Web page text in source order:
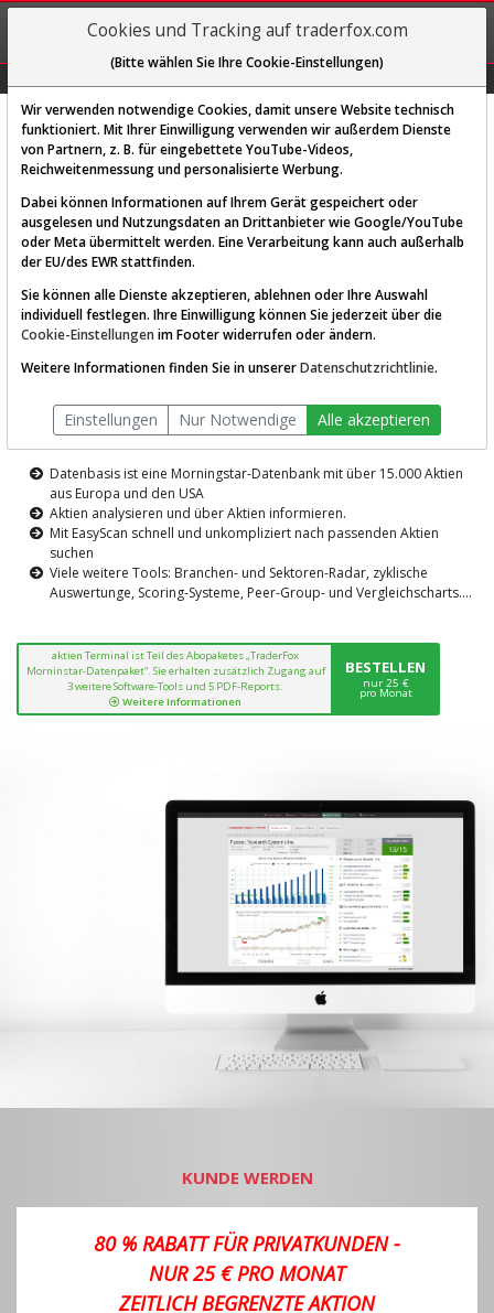
REGIS-
TRIEREN
Diese Funktion ist nur für
AKTIEN-TERMINAL
Die Aktienanalyse-Plattform von
TraderFox
Datenbasis ist eine Morningstar-Datenbank mit über 15.000 Aktien
aus Europa und den USA
Aktien analysieren und über Aktien informieren.
Mit EasyScan schnell und unkompliziert nach passenden Aktien
suchen
Viele weitere Tools: Branchen- und Sektoren-Radar, zyklische
Auswertunge, Scoring-Systeme, Peer-Group- und Vergleichscharts....
aktien Terminal ist Teil des Abopaketes „TraderFox
Morninstar-Datenpaket“. Sie erhalten zusätzlich Zugang auf
3 weitere Software-Tools und 5 PDF-Reports.
Weitere Informationen
BESTELLEN
nur 25 €
pro Monat
KUNDE WERDEN
80 % RABATT FÜR PRIVATKUNDEN -
NUR 25 € PRO MONAT
ZEITLICH BEGRENZTE AKTION
Cookies und Tracking auf traderfox.com
(Bitte wählen Sie Ihre Cookie-Einstellungen)
Wir verwenden notwendige Cookies, damit unsere Website technisch
funktioniert. Mit Ihrer Einwilligung verwenden wir außerdem Dienste
von Partnern, z. B. für eingebettete YouTube-Videos,
Reichweitenmessung und personalisierte Werbung.
Dabei können Informationen auf Ihrem Gerät gespeichert oder
ausgelesen und Nutzungsdaten an Drittanbieter wie Google/YouTube
oder Meta übermittelt werden. Eine Verarbeitung kann auch außerhalb
der EU/des EWR stattfinden.
Sie können alle Dienste akzeptieren, ablehnen oder Ihre Auswahl
individuell festlegen. Ihre Einwilligung können Sie jederzeit über die
Cookie-Einstellungen im Footer widerrufen oder ändern.
Weitere Informationen finden Sie in unsererDatenschutzrichtlinie.
Einstellungen Nur Notwendige Alle akzeptieren